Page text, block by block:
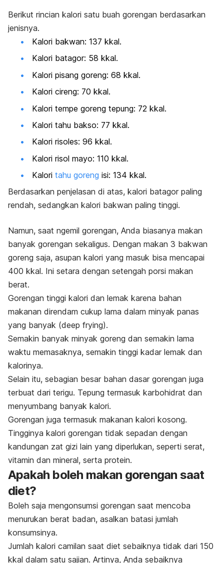
Berikut rincian kalori satu buah gorengan berdasarkan
jenisnya.
Kalori bakwan: 137 kkal.
Kalori batagor: 58 kkal.
Kalori pisang goreng: 68 kkal.
Kalori cireng: 70 kkal.
Kalori tempe goreng tepung: 72 kkal.
Kalori tahu bakso: 77 kkal.
Kalori risoles: 96 kkal.
Kalori risol mayo: 110 kkal.
Kalori tahu goreng isi: 134 kkal.
Berdasarkan penjelasan di atas, kalori batagor paling
rendah, sedangkan kalori bakwan paling tinggi.
Namun, saat ngemil gorengan, Anda biasanya makan
banyak gorengan sekaligus. Dengan makan 3 bakwan
goreng saja, asupan kalori yang masuk bisa mencapai
400 kkal. Ini setara dengan setengah porsi makan
berat.
Gorengan tinggi kalori dan lemak karena bahan
makanan direndam cukup lama dalam minyak panas
yang banyak (deep frying).
Semakin banyak minyak goreng dan semakin lama
waktu memasaknya, semakin tinggi kadar lemak dan
kalorinya.
Selain itu, sebagian besar bahan dasar gorengan juga
terbuat dari terigu. Tepung termasuk karbohidrat dan
menyumbang banyak kalori.
Gorengan juga termasuk makanan kalori kosong.
Tingginya kalori gorengan tidak sepadan dengan
kandungan zat gizi lain yang diperlukan, seperti serat,
vitamin dan mineral, serta protein.
Apakah boleh makan gorengan saat
diet?
Boleh saja mengonsumsi gorengan saat mencoba
menurukan berat badan, asalkan batasi jumlah
konsumsinya.
Jumlah kalori camilan saat diet sebaiknya tidak dari 150
kkal dalam satu sajian. Artinya, Anda sebaiknya